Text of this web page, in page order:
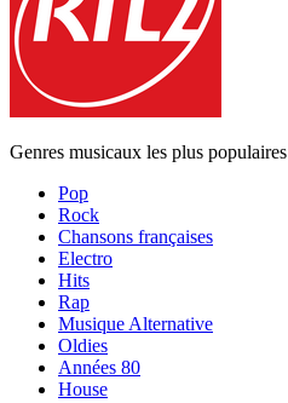
Genres musicaux les plus populaires
Pop
Rock
Chansons françaises
Electro
Hits
Rap
Musique Alternative
Oldies
Années 80
House